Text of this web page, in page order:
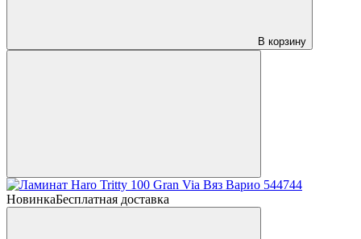
В корзину
НовинкаБесплатная доставка